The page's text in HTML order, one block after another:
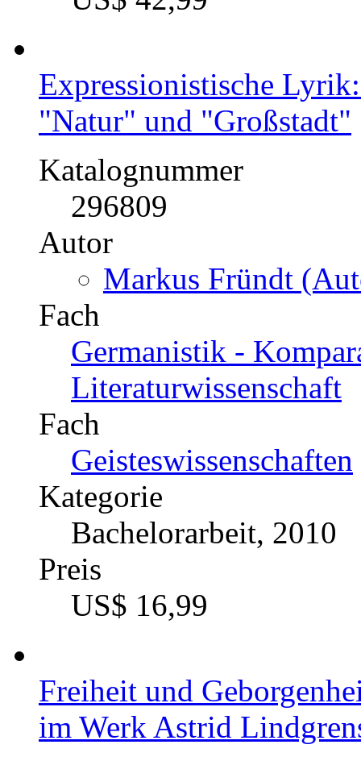
Expressionistische
"Natur" und "Großstadt"
Katalognummer
296809
Autor
Markus Fründt
Fach
Germanistik -
Literaturwissenschaft
Fach
Geisteswissenschaften
Kategorie
Bachelorarbeit, 2010
Preis
US$ 16,99
Freiheit und
im Werk Astrid